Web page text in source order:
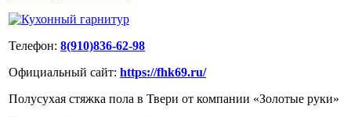
Телефон: 8(910)836-62-98
Официальный сайт: https://fhk69.ru/
Полусухая стяжка пола в Твери от компании «Золотые руки»